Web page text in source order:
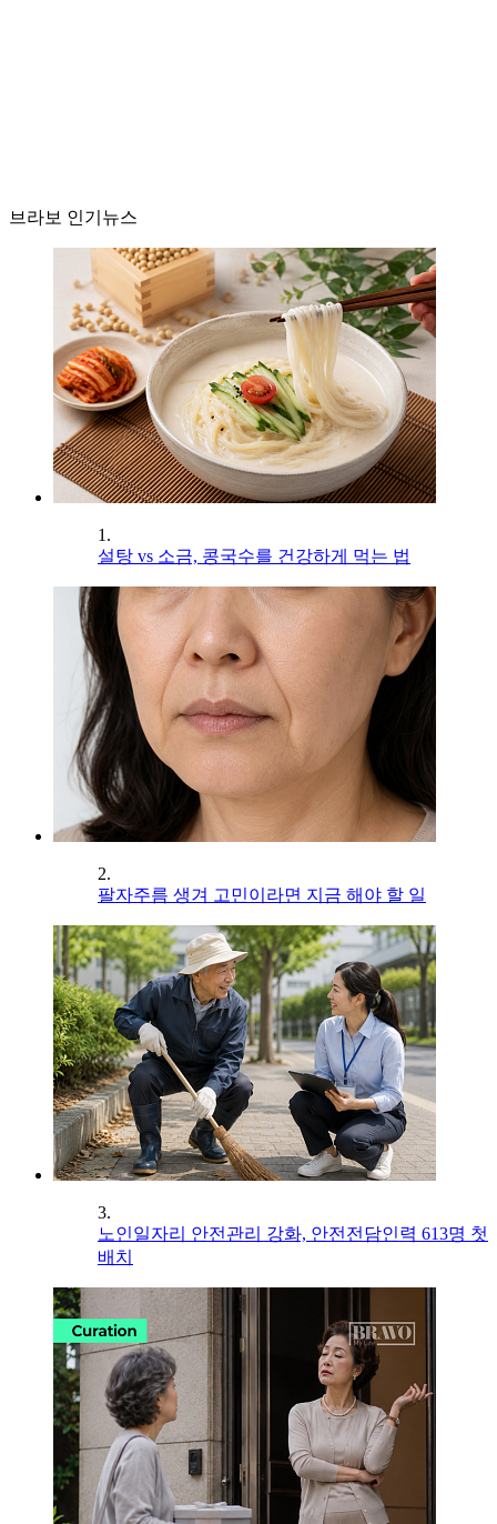
브라보 인기뉴스
1.
설탕 vs 소금, 콩국수를 건강하게 먹는 법
2.
팔자주름 생겨 고민이라면 지금 해야 할 일
3.
노인일자리 안전관리 강화, 안전전담인력 613명 첫
배치